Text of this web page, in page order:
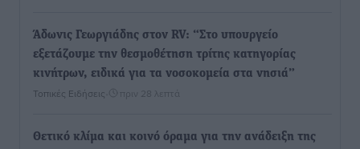
Άδωνις Γεωργιάδης στον RV: “Στο υπουργείο
εξετάζουμε την θεσμοθέτηση τρίτης κατηγορίας
κινήτρων, ειδικά για τα νοσοκομεία στα νησιά”
Τοπικές Ειδήσεις πριν 28 λεπτά
Θετικό κλίμα και κοινό όραμα για την ανάδειξη της